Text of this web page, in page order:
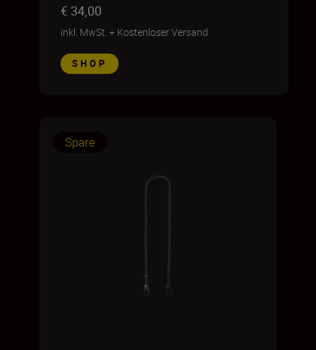
€ 34,00
inkl. MwSt. + Kostenloser Versand
SHOP
Spare